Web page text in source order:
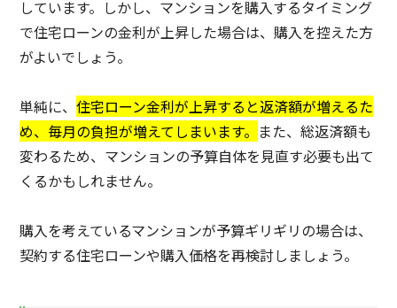
しています。しかし、マンションを購入するタイミング
で住宅ローンの金利が上昇した場合は、購入を控えた方
がよいでしょう。
単純に、住宅ローン金利が上昇すると返済額が増えるた
め、毎月の負担が増えてしまいます。 また、総返済額も
変わるため、マンションの予算自体を見直す必要も出て
くるかもしれません。
購入を考えているマンションが予算ギリギリの場合は、
契約する住宅ローンや購入価格を再検討しましょう。